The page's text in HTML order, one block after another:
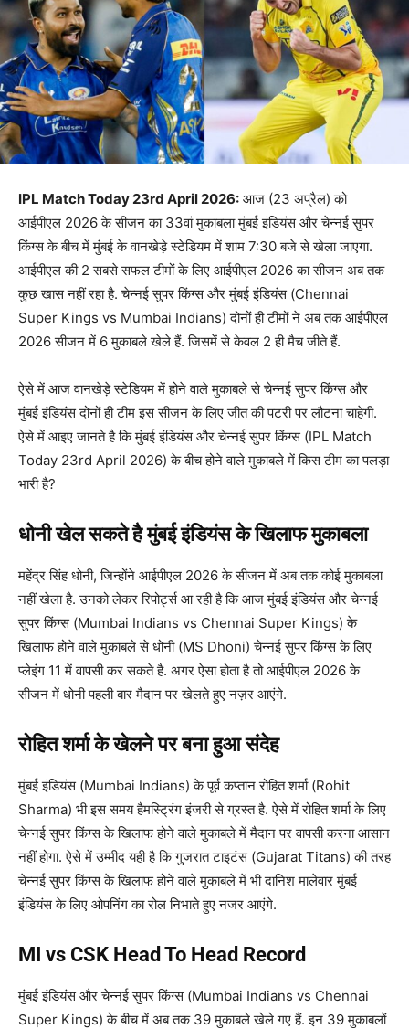
IPL Match Today 23rd April 2026: आज (23 अप्रैल) को
आईपीएल 2026 के सीजन का 33वां मुकाबला मुंबई इंडियंस और चेन्नई सुपर
किंग्स के बीच में मुंबई के वानखेड़े स्टेडियम में शाम 7:30 बजे से खेला जाएगा.
आईपीएल की 2 सबसे सफल टीमों के लिए आईपीएल 2026 का सीजन अब तक
कुछ खास नहीं रहा है. चेन्नई सुपर किंग्स और मुंबई इंडियंस (Chennai
Super Kings vs Mumbai Indians) दोनों ही टीमों ने अब तक आईपीएल
2026 सीजन में 6 मुकाबले खेले हैं. जिसमें से केवल 2 ही मैच जीते हैं.
ऐसे में आज वानखेड़े स्टेडियम में होने वाले मुकाबले से चेन्नई सुपर किंग्स और
मुंबई इंडियंस दोनों ही टीम इस सीजन के लिए जीत की पटरी पर लौटना चाहेगी.
ऐसे में आइए जानते है कि मुंबई इंडियंस और चेन्नई सुपर किंग्स (IPL Match
Today 23rd April 2026) के बीच होने वाले मुकाबले में किस टीम का पलड़ा
भारी है?
धोनी खेल सकते है मुंबई इंडियंस के खिलाफ मुकाबला
महेंद्र सिंह धोनी, जिन्होंने आईपीएल 2026 के सीजन में अब तक कोई मुकाबला
नहीं खेला है. उनको लेकर रिपोर्ट्स आ रही है कि आज मुंबई इंडियंस और चेन्नई
सुपर किंग्स (Mumbai Indians vs Chennai Super Kings) के
खिलाफ होने वाले मुकाबले से धोनी (MS Dhoni) चेन्नई सुपर किंग्स के लिए
प्लेइंग 11 में वापसी कर सकते है. अगर ऐसा होता है तो आईपीएल 2026 के
सीजन में धोनी पहली बार मैदान पर खेलते हुए नज़र आएंगे.
रोहित शर्मा के खेलने पर बना हुआ संदेह
मुंबई इंडियंस (Mumbai Indians) के पूर्व कप्तान रोहित शर्मा (Rohit
Sharma) भी इस समय हैमस्ट्रिंग इंजरी से ग्रस्त है. ऐसे में रोहित शर्मा के लिए
चेन्नई सुपर किंग्स के खिलाफ होने वाले मुकाबले में मैदान पर वापसी करना आसान
नहीं होगा. ऐसे में उम्मीद यही है कि गुजरात टाइटंस (Gujarat Titans) की तरह
चेन्नई सुपर किंग्स के खिलाफ होने वाले मुकाबले में भी दानिश मालेवार मुंबई
इंडियंस के लिए ओपनिंग का रोल निभाते हुए नजर आएंगे.
MI vs CSK Head To Head Record
मुंबई इंडियंस और चेन्नई सुपर किंग्स (Mumbai Indians vs Chennai
Super Kings) के बीच में अब तक 39 मुकाबले खेले गए हैं. इन 39 मुकाबलों